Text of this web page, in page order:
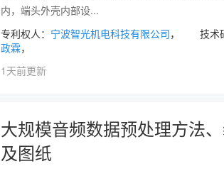
内，端头外壳内部设...
专利权人： 宁波智光机电科技有限公司， 技术研
政霖，
1天前更新
大规模音频数据预处理方法
及图纸